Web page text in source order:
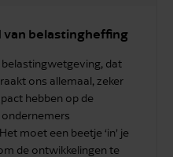
van belastingheffing
belastingwetgeving, dat
ons allemaal, zeker
hebben op de
ondernemers
moet een beetje ‘in’ je
de ontwikkelingen te